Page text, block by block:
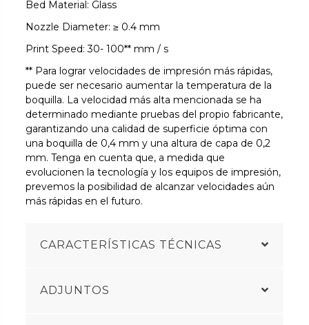
Bed Material: Glass
Nozzle Diameter: ≥ 0.4 mm
Print Speed: 30- 100** mm / s
** Para lograr velocidades de impresión más rápidas,
puede ser necesario aumentar la temperatura de la
boquilla. La velocidad más alta mencionada se ha
determinado mediante pruebas del propio fabricante,
garantizando una calidad de superficie óptima con
una boquilla de 0,4 mm y una altura de capa de 0,2
mm. Tenga en cuenta que, a medida que
evolucionen la tecnología y los equipos de impresión,
prevemos la posibilidad de alcanzar velocidades aún
más rápidas en el futuro.
CARACTERÍSTICAS TÉCNICAS
ADJUNTOS